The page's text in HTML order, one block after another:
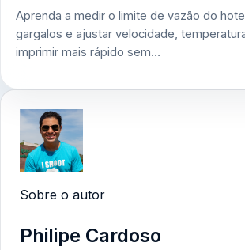
Aprenda a medir o limite de vazão do
gargalos e ajustar velocidade,
imprimir mais rápido sem…
Sobre o autor
Philipe Cardoso